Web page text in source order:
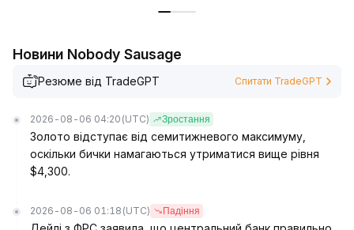
Новини Nobody Sausage
Резюме від TradeGPT Спитати TradeGPT
2026-08-06 04:20 (UTC) Зростання
Золото відступає від семитижневого максимуму,
оскільки бички намагаються утриматися вище рівня
$4,300.
2026-08-06 01:18 (UTC) Падіння